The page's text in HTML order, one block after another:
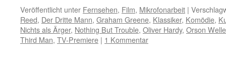
Veröffentlicht unter Fernsehen, Film, Mikrofonarbeit |
Reed, Der Dritte Mann, Graham Greene, Klassiker, Komödie,
Nichts als Ärger, Nothing But Trouble, Oliver Hardy, Orson
Third Man, TV-Premiere | 1 Kommentar